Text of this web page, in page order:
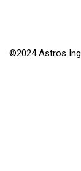
©2024 Astros